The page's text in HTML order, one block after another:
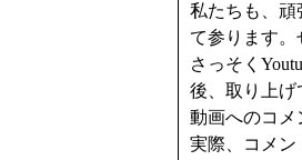
私たちも、頑
て参ります。
さっそく
後、取り上
動画へのコ
実際、コメン